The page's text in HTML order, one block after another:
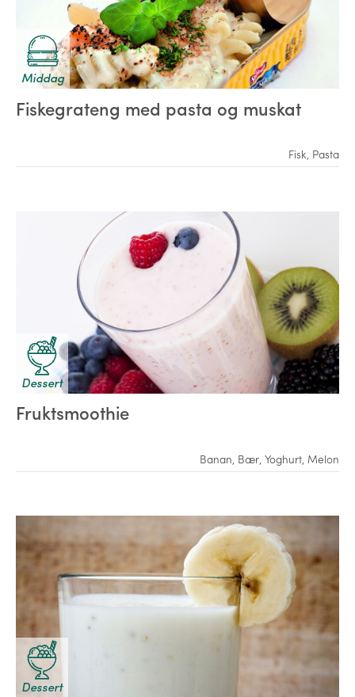
Middag
Fiskegrateng med pasta og muskat
Fisk, Pasta
Dessert
Fruktsmoothie
Banan Bær Yoghurt Melon
Dessert